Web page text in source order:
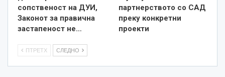
сопственост на ДУИ,
Законот за правична
застапеност не…
партнерството со САД
преку конкретни
проекти
ПТРЕТХ СЛЕДНО